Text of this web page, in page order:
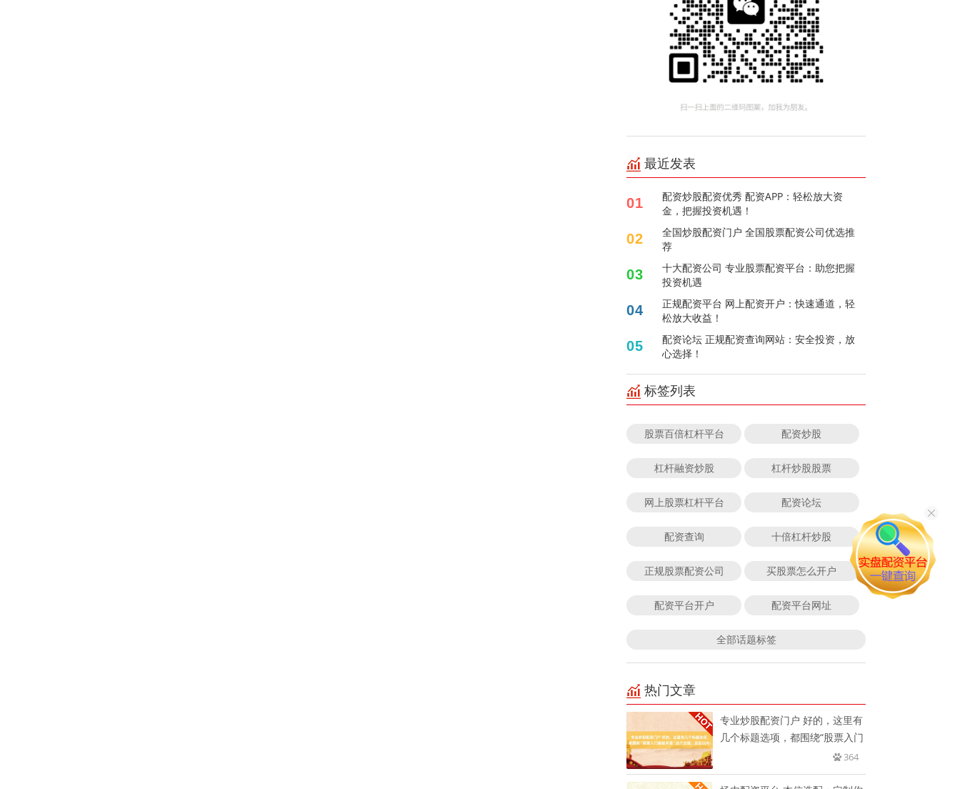
最近发表
01
配资炒股配资优秀 配资APP：轻松放大资
金，把握投资机遇！
02
全国炒股配资门户 全国股票配资公司优选推
荐
03
十大配资公司 专业股票配资平台：助您把握
投资机遇
04
正规配资平台 网上配资开户：快速通道，轻
松放大收益！
05
配资论坛 正规配资查询网站：安全投资，放
心选择！
标签列表
股票百倍杠杆平台 配资炒股
杠杆融资炒股 杠杆炒股股票
网上股票杠杆平台 配资论坛
配资查询 十倍杠杆炒股
正规股票配资公司 买股票怎么开户
配资平台开户 配资平台网址
全部话题标签
热门文章
专业炒股配资门户 好的，这里有
几个标题选项，都围绕“股票入门
364